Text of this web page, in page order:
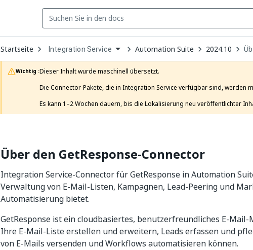
Startseite Open
Dropdown
to
choose
product
Integration Service Automation Suite 2024.10
Wichtig :Dieser Inhalt wurde maschinell übersetzt.
Die Connector-Pakete, die in Integration Service verfügbar sind, werden
Es kann 1–2 Wochen dauern, bis die Lokalisierung neu veröffentlichter
Über den GetResponse-Connector
Integration Service-Connector für GetResponse in Automation
Verwaltung von E-Mail-Listen, Kampagnen, Lead-Peering und
Automatisierung bietet.
GetResponse ist ein cloudbasiertes, benutzerfreundliches E-Mail-
Ihre E-Mail-Liste erstellen und erweitern, Leads erfassen und
von E-Mails versenden und Workflows automatisieren können.